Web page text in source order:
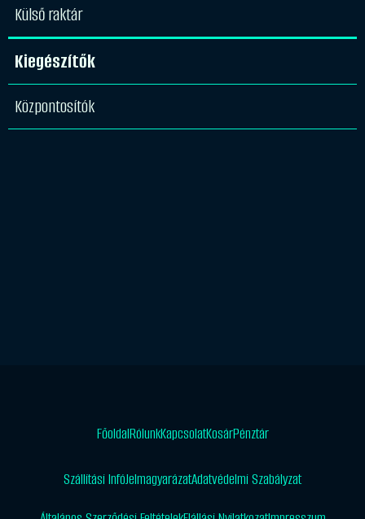
Külső raktár
Kiegészítők
Központosítók
FőoldalRólunkKapcsolatKosárPénztár
Szállítási InfóJelmagyarázatAdatvédelmi Szabályzat